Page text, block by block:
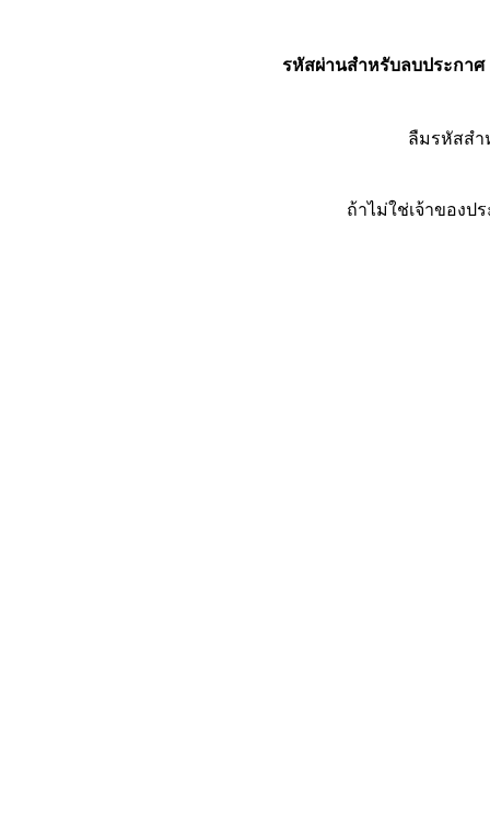
รหัสผ่านสำหรับลบประกาศ
ลืมรหัสส
ถ้าไม่ใช่เจ้าของป